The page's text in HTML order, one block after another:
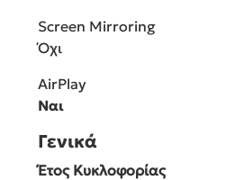
Screen Mirroring
Όχι
AirPlay
Ναι
Γενικά
Έτος Κυκλοφορίας